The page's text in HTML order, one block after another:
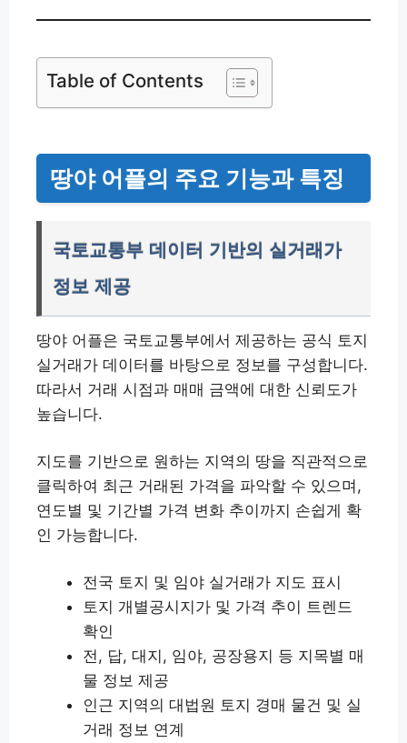
Table of Contents
땅야 어플의 주요 기능과 특징
국토교통부 데이터 기반의 실거래가
정보 제공
땅야 어플은 국토교통부에서 제공하는 공식 토지
실거래가 데이터를 바탕으로 정보를 구성합니다.
따라서 거래 시점과 매매 금액에 대한 신뢰도가
높습니다.
지도를 기반으로 원하는 지역의 땅을 직관적으로
클릭하여 최근 거래된 가격을 파악할 수 있으며,
연도별 및 기간별 가격 변화 추이까지 손쉽게 확
인 가능합니다.
전국 토지 및 임야 실거래가 지도 표시
토지 개별공시지가 및 가격 추이 트렌드
확인
전, 답, 대지, 임야, 공장용지 등 지목별 매
물 정보 제공
인근 지역의 대법원 토지 경매 물건 및 실
거래 정보 연계